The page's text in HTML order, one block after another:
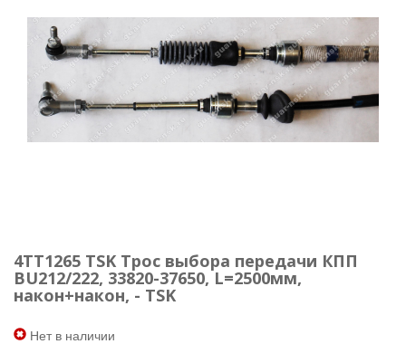
4TT1265 TSK Трос выбора передачи КПП
BU212/222, 33820-37650, L=2500мм,
након+након, - TSK
Нет в наличии